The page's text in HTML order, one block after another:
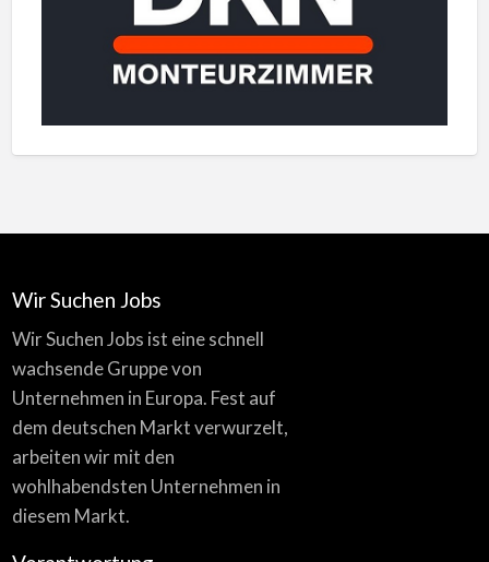
Wir Suchen Jobs
Wir Suchen Jobs ist eine schnell
wachsende Gruppe von
Unternehmen in Europa. Fest auf
dem deutschen Markt verwurzelt,
arbeiten wir mit den
wohlhabendsten Unternehmen in
diesem Markt.